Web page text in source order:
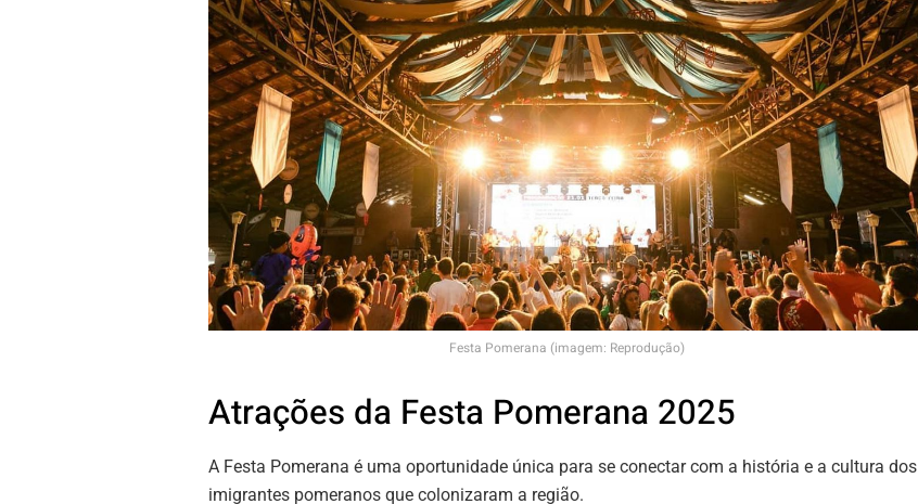
Festa Pomerana (imagem: Reprodução)
Atrações da Festa Pomerana 2025
A Festa Pomerana é uma oportunidade única para se conectar com a história e a cultura dos
imigrantes pomeranos que colonizaram a região.